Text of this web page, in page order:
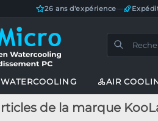
26 ans d'expérience
WATERCOOLING AIR
de la marque